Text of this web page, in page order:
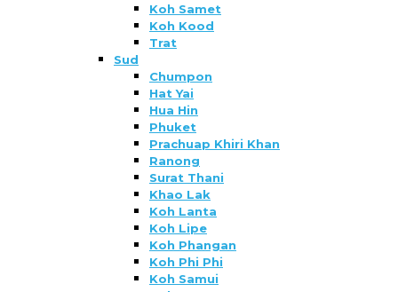
Koh Samet
Koh Kood
Trat
Sud
Chumpon
Hat Yai
Hua Hin
Phuket
Prachuap Khiri Khan
Ranong
Surat Thani
Khao Lak
Koh Lanta
Koh Lipe
Koh Phangan
Koh Phi Phi
Koh Samui